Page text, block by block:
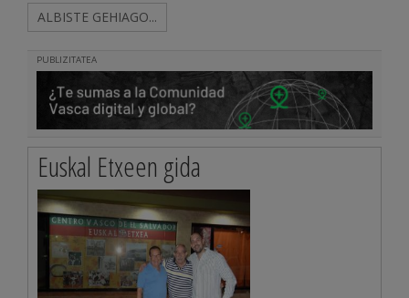
ALBISTE GEHIAGO...
PUBLIZITATEA
Euskal Etxeen gida